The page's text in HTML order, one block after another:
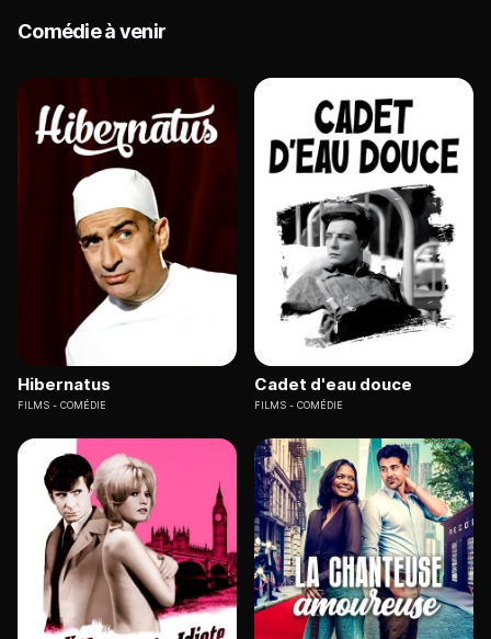
Comédie à venir
Hibernatus
FILMS COMÉDIE
Cadet d'eau douce
FILMS COMÉDIE